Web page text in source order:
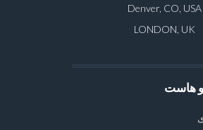
Denver, CO, USA
LONDON, UK
و هاست